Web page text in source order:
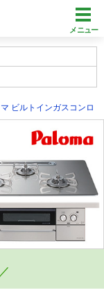
メニュー
ビルトインガスコンロ
／